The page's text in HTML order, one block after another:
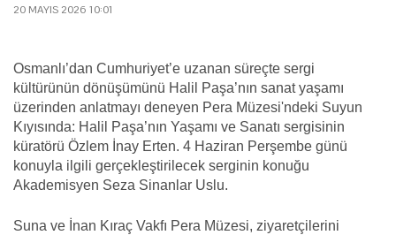
20 MAYIS 2026 10:01
Osmanlı’dan Cumhuriyet’e uzanan süreçte sergi
kültürünün dönüşümünü Halil Paşa’nın sanat yaşamı
üzerinden anlatmayı deneyen Pera Müzesi'ndeki Suyun
Kıyısında: Halil Paşa’nın Yaşamı ve Sanatı sergisinin
küratörü Özlem İnay Erten. 4 Haziran Perşembe günü
konuyla ilgili gerçekleştirilecek serginin konuğu
Akademisyen Seza Sinanlar Uslu.
Suna ve İnan Kıraç Vakfı Pera Müzesi, ziyaretçilerini